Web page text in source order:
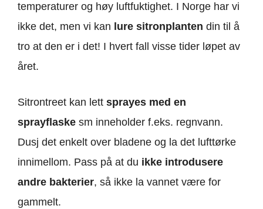
temperaturer og høy luftfuktighet. I Norge har vi
ikke det, men vi kan lure sitronplanten din til å
tro at den er i det! I hvert fall visse tider løpet av
året.
Sitrontreet kan lett sprayes med en
sprayflaske sm inneholder f.eks. regnvann.
Dusj det enkelt over bladene og la det lufttørke
innimellom. Pass på at du ikke introdusere
andre bakterier, så ikke la vannet være for
gammelt.